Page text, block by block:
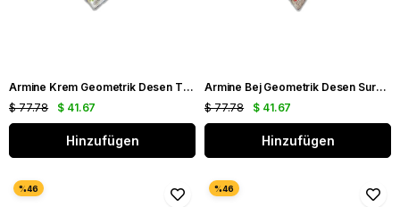
Armine Krem Geometrik Desen Tivil İpek Eşarp 9172 - 02
$ 41.67
$ 77.78
Hinzufügen
Armine Bej Geometrik Desen Sura İpek Eşarp 9172 - 35
$ 41.67
$ 77.78
Hinzufügen